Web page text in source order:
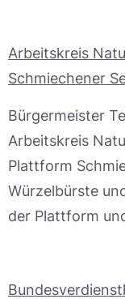
Arbeitskreis
Schmiechener
Bürgermeister
Arbeitskreis
Plattform
Würzelbürste
der Plattform